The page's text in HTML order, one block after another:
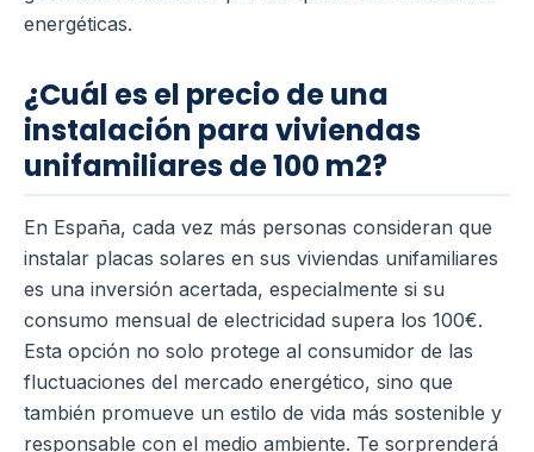
energéticas.
¿Cuál es el precio de una
instalación para viviendas
unifamiliares de 100 m2?
En España, cada vez más personas consideran que
instalar placas solares en sus viviendas unifamiliares
es una inversión acertada, especialmente si su
consumo mensual de electricidad supera los 100€.
Esta opción no solo protege al consumidor de las
fluctuaciones del mercado energético, sino que
también promueve un estilo de vida más sostenible y
responsable con el medio ambiente. Te sorprenderá